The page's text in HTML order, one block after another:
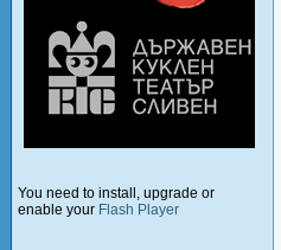
You need to install, upgrade or
enable your Flash Player